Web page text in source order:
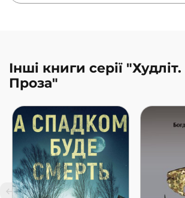
Інші книги серії "Худліт.
Проза"